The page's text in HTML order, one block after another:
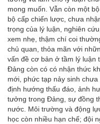
mong muốn. Vẫn còn một
bộ cấp chiến lược, chưa
trọng của lý luận, nghiên
xem nhẹ, thậm chí coi
chủ quan, thỏa mãn với
vấn đề cơ bản ở tầm lý luận
Đảng còn có có nhận thức
mới, phức tạp nảy sinh
định hướng thấu đáo, ảnh
tưởng trong Đảng, sự đồng
nước. Môi trường và động
học còn nhiều hạn chế; đội